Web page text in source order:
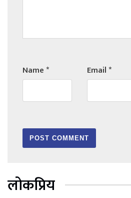
Name* Email*
लोकप्रिय